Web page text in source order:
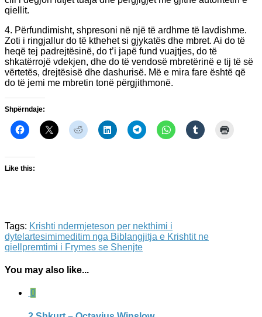
qiellit.
4. Përfundimisht, shpresoni në një të ardhme të lavdishme.
Zoti i ringjallur do të kthehet si gjykatës dhe mbret. Ai do të
heqë tej padrejtësinë, do t’i japë fund vuajtjes, do të
shkatërrojë vdekjen, dhe do të vendosë mbretërinë e tij të së
vërtetës, drejtësisë dhe dashurisë. Më e mira fare është që
do të jemi me mbretin tonë përgjithmonë.
Shpërndaje:
Like this:
Tags: Krishti ndermjeteson per nekthimi i
dyte lartesimimeditim nga Biblangjitja e Krishtit ne
qiell premtimi i Frymes se Shenjte
You may also like...
0